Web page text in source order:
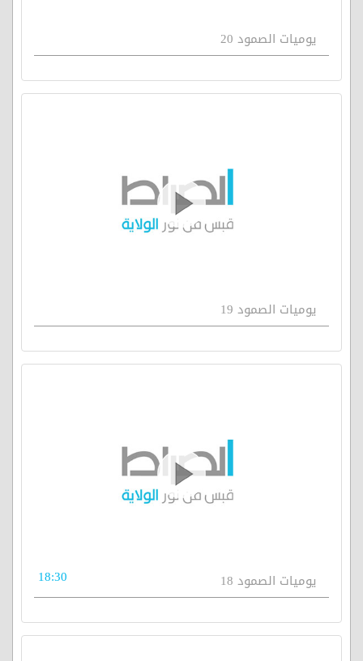
يوميات الصمود 20
يوميات الصمود 19
يوميات الصمود 18 18:30